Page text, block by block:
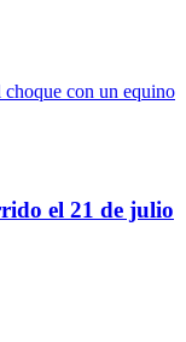
el 21 de julio